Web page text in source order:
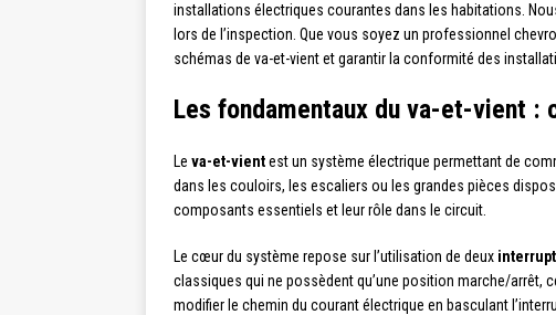
installations électriques courantes dans les habitations.
lors de l’inspection. Que vous soyez un professionnel
schémas de va-et-vient et garantir la conformité des
Les fondamentaux du va-et-vient
Le va-et-vientest un système électrique permettant de
dans les couloirs, les escaliers ou les grandes pièces
composants essentiels et leur rôle dans le circuit.
Le cœur du système repose sur l’utilisation de deux
classiques qui ne possèdent qu’une position marche/arrêt,
modifier le chemin du courant électrique en basculant